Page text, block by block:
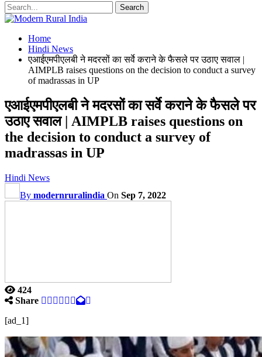
Home
Hindi News
एआईएमपीएलबी ने मदरसों का सर्वे कराने के फैसले पर उठाए सवाल |
AIMPLB raises questions on the decision to conduct a survey
of madrassas in UP
एआईएमपीएलबी ने मदरसों का सर्वे कराने के फैसले पर
उठाए सवाल | AIMPLB raises questions on
the decision to conduct a survey of
madrassas in UP
Hindi News
By modernruralindia On Sep 7, 2022
424
Share
[ad_1]